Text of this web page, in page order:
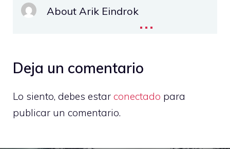
About Arik Eindrok...
Deja un comentario
Lo siento, debes estar conectado para
publicar un comentario.